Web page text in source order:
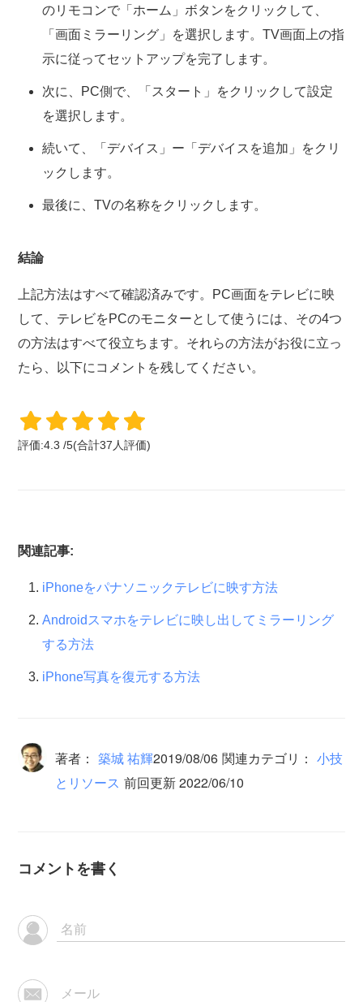
のリモコンで「ホーム」ボタンをクリックして、
「画面ミラーリング」を選択します。TV画面上の指
示に従ってセットアップを完了します。
次に、PC側で、「スタート」をクリックして設定
を選択します。
続いて、「デバイス」ー「デバイスを追加」をクリ
ックします。
最後に、TVの名称をクリックします。
結論
上記方法はすべて確認済みです。PC画面をテレビに映
して、テレビをPCのモニターとして使うには、その4つ
の方法はすべて役立ちます。それらの方法がお役に立っ
たら、以下にコメントを残してください。
評価:4.3 /5(合計37 人評価)
関連記事:
iPhoneをパナソニックテレビに映す方法
Androidスマホをテレビに映し出してミラーリング
する方法
iPhone写真を復元する方法
著者： 築城 祐輝2019/08/06 関連カテゴリ： 小技
とリソース 前回更新 2022/06/10
コメントを書く